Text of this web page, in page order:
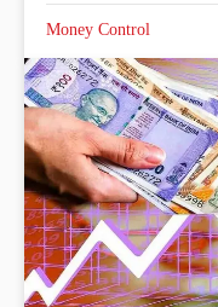
Money Control